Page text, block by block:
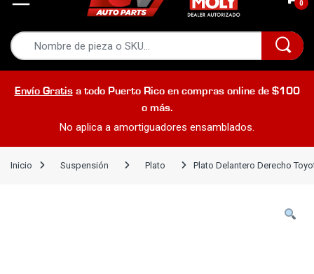
0
Envío Gratisa todo Puerto Rico en compras online de $100
o más.
No aplica a amortiguadores ensamblados.
Inicio Suspensión Plato Plato Delantero Derecho